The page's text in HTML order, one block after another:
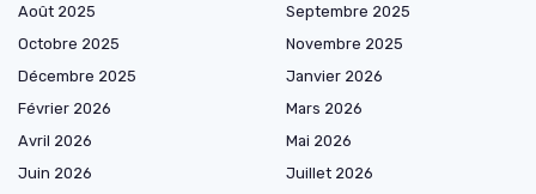
Août 2025
Septembre 2025
Octobre 2025
Novembre 2025
Décembre 2025
Janvier 2026
Février 2026
Mars 2026
Avril 2026
Mai 2026
Juin 2026
Juillet 2026